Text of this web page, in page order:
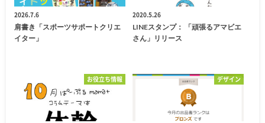
2026.7.6
肩書き「スポーツサポートクリエ
イター」
2020.5.26
LINEスタンプ： 「頑張るアマビエ
さん」リリース
お役立ち情報 デザイン